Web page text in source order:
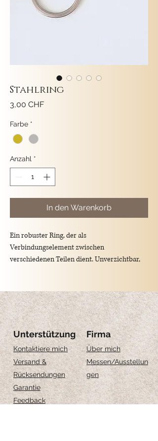
Stahlring
3,00 CHFPreis
Farbe *
Anzahl *
In den Warenkorb
Ein robuster Ring, der als
Verbindungselement zwischen
verschiedenen Teilen dient. Unverzichtbar,
für Funktionalität und Stabilität.
Öffnungsmechanismus: Spiralverschluss
Material: Stahl
Außendurchmesser: 2,8 cm
Unterstützung
Kontaktiere mich
Versand &
Rücksendungen
Garantie
Feedback
Firma
Über mich
Messen/Ausstellun
gen